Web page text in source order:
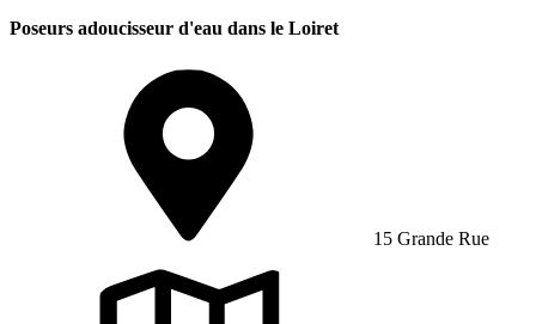
Poseurs adoucisseur d'eau dans le Loiret
15 Grande Rue